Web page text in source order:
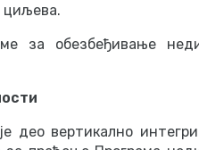
циљева.
за обезбеђивање
део вертикално